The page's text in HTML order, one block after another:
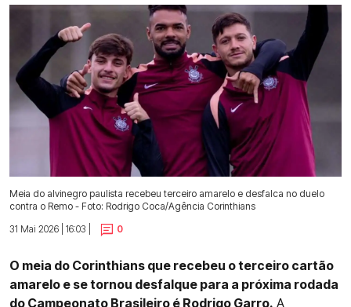
Meia do alvinegro paulista recebeu terceiro amarelo e desfalca no duelo
contra o Remo - Foto: Rodrigo Coca/Agência Corinthians
31 Mai 2026 | 16:03 |
0
O meia do Corinthians que recebeu o terceiro cartão
amarelo e se tornou desfalque para a próxima rodada
do Campeonato Brasileiro é Rodrigo Garro. A